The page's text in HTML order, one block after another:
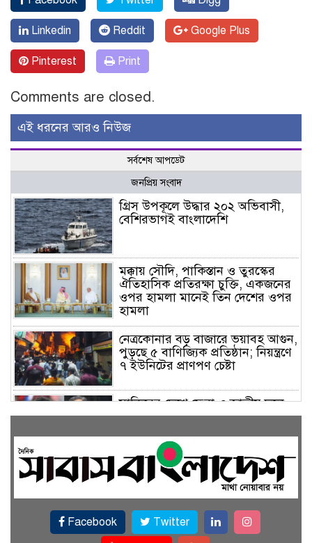
Linkedin Reddit Google Plus
Pinterest Print
Comments are closed.
এই ধরনের আরও নিউজ
সর্বশেষ আপডেট
জনপ্রিয় সংবাদ
গ্রিস উপকূলে উদ্ধার ২০২ অভিবাসী,
বেশিরভাগই বাংলাদেশি
মক্কায় সৌদি, পাকিস্তান ও তুরস্কের
ঐতিহাসিক প্রতিরক্ষা চুক্তি, একজনের
ওপর হামলা মানেই তিন দেশের ওপর
হামলা
নেত্রকোনার বড় বাজারে ভয়াবহ আগুন,
পুড়ছে ৫ বাণিজ্যিক প্রতিষ্ঠান; নিয়ন্ত্রণে
৭ ইউনিটের প্রাণপণ চেষ্টা
সাকিবের দেশে ফেরা ও জাতীয় দলে
ফেরার সম্ভাবনা নেই, ইঙ্গিত ক্রীড়া
ফেসবুকে যুক্ত হলো বিকাশ, সহজ
হলো ডিজিটাল পেমেন্ট
বৃষ্টি উপেক্ষা করে ‘জুলাই গণঅভ্যুত্থান
Facebook
Twitter